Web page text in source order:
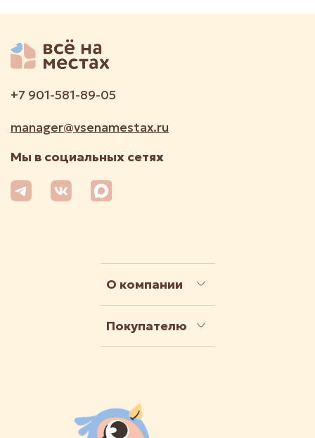
О компании
Покупателю
+7 901-581-89-05
manager@vsenamestax.ru
Мы в социальных сетях